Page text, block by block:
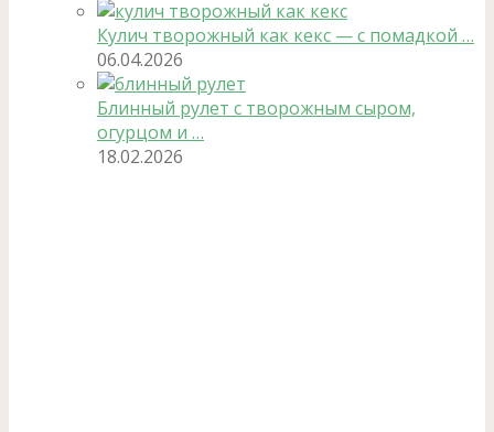
Кулич творожный как кекс — с помадкой …
06.04.2026
Блинный рулет с творожным сыром,
огурцом и …
18.02.2026